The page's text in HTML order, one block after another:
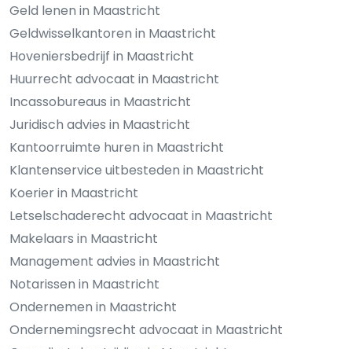
Geld lenen in Maastricht
Geldwisselkantoren in Maastricht
Hoveniersbedrijf in Maastricht
Huurrecht advocaat in Maastricht
Incassobureaus in Maastricht
Juridisch advies in Maastricht
Kantoorruimte huren in Maastricht
Klantenservice uitbesteden in Maastricht
Koerier in Maastricht
Letselschaderecht advocaat in Maastricht
Makelaars in Maastricht
Management advies in Maastricht
Notarissen in Maastricht
Ondernemen in Maastricht
Ondernemingsrecht advocaat in Maastricht